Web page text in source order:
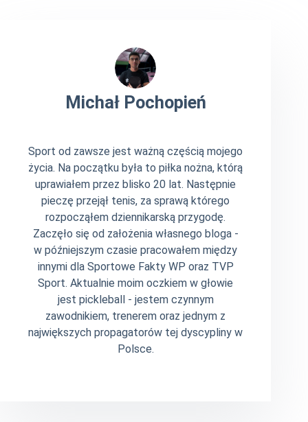
Michał Pochopień
Sport od zawsze jest ważną częścią mojego
życia. Na początku była to piłka nożna, którą
uprawiałem przez blisko 20 lat. Następnie
pieczę przejął tenis, za sprawą którego
rozpocząłem dziennikarską przygodę.
Zaczęło się od założenia własnego bloga -
w późniejszym czasie pracowałem między
innymi dla Sportowe Fakty WP oraz TVP
Sport. Aktualnie moim oczkiem w głowie
jest pickleball - jestem czynnym
zawodnikiem, trenerem oraz jednym z
największych propagatorów tej dyscypliny w
Polsce.